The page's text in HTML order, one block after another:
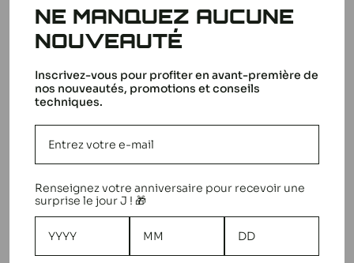
5
5
4
0
3
0
2
1
NE MANQUEZ AUCUNE
NOUVEAUTÉ
Inscrivez-vous pour profiter en avant-première de
nos nouveautés, promotions et conseils
techniques.
Renseignez votre anniversaire pour recevoir une
surprise le jour J ! 🎁